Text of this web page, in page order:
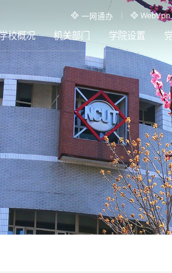
一网通办 WebVpn
校概况 机关部门 学院设置